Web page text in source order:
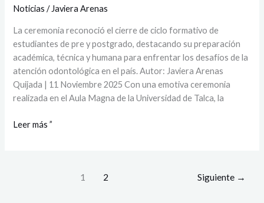
Noticias / Javiera Arenas
La ceremonia reconoció el cierre de ciclo formativo de
estudiantes de pre y postgrado, destacando su preparación
académica, técnica y humana para enfrentar los desafíos de la
atención odontológica en el país. Autor: Javiera Arenas
Quijada | 11 Noviembre 2025 Con una emotiva ceremonia
realizada en el Aula Magna de la Universidad de Talca, la
Leer más ”
1 2 Siguiente →